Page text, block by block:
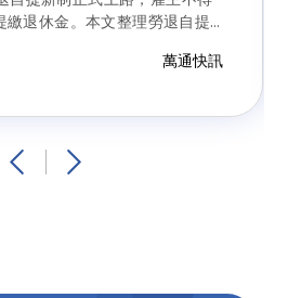
繳退休金。本文整理勞退自提
則，帶您一次掌握最新規定。
萬通快訊